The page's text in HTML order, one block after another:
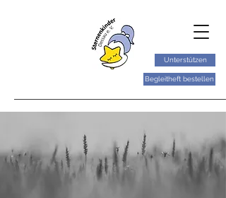
Unterstützen
Begleitheft bestellen